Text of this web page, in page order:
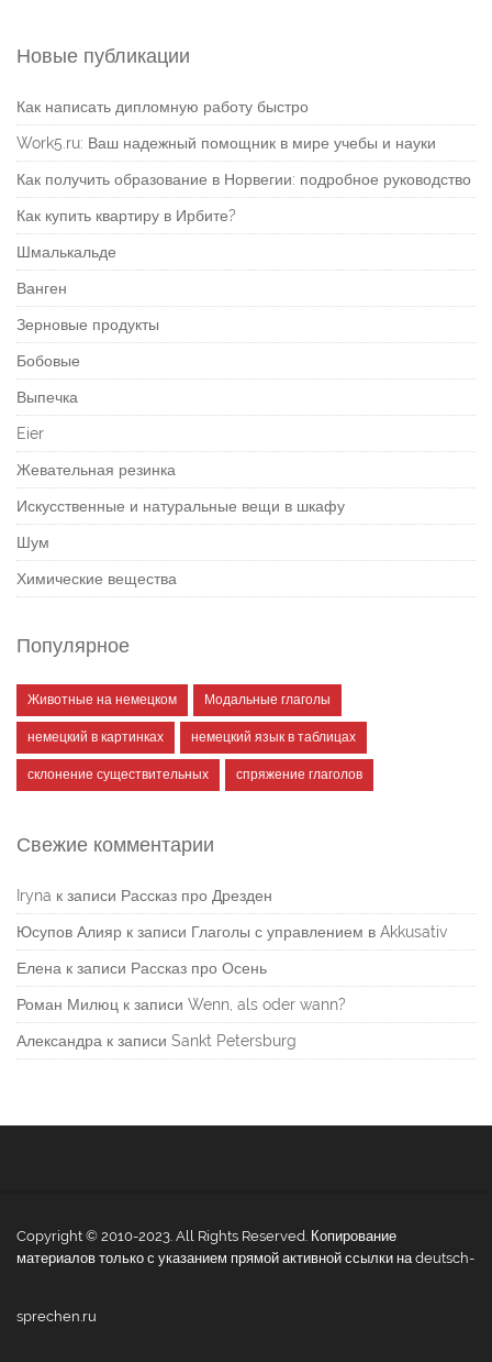
Новые публикации
Как написать дипломную работу быстро
Work5.ru: Ваш надежный помощник в мире учебы и науки
Как получить образование в Норвегии: подробное руководство
Как купить квартиру в Ирбите?
Шмалькальде
Ванген
Зерновые продукты
Бобовые
Выпечка
Eier
Жевательная резинка
Искусственные и натуральные вещи в шкафу
Шум
Химические вещества
Популярное
Животные на немецком Модальные глаголы
немецкий в картинках немецкий язык в таблицах
склонение существительных спряжение глаголов
Свежие комментарии
Iryna к записи Рассказ про Дрезден
Юсупов Алияр к записи Глаголы с управлением в Akkusativ
Елена к записи Рассказ про Осень
Роман Милюц к записи Wenn, als oder wann?
Александра к записи Sankt Petersburg
Copyright © 2010-2023. All Rights Reserved. Копирование
материалов только с указанием прямой активной ссылки на deutsch-
sprechen.ru